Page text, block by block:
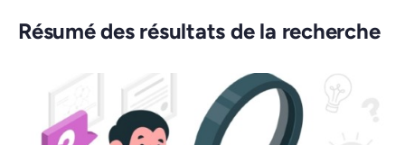
Résumé des résultats de la recherche